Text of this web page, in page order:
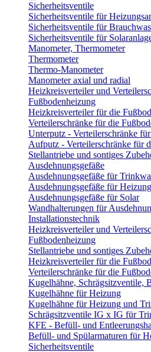
Sicherheitsventile
Sicherheitsventile für
Sicherheitsventile für
Sicherheitsventile für
Manometer, Thermometer
Thermometer
Thermo-Manometer
Manometer axial und radial
Heizkreisverteiler und
Fußbodenheizung
Heizkreisverteiler für die
Verteilerschränke für die
Unterputz - Verteilerschränke
Aufputz - Verteilerschränke für
Stellantriebe und sontiges
Ausdehnungsgefäße
Ausdehnungsgefäße für
Ausdehnungsgefäße für Heizung
Ausdehnungsgefäße für Solar
Wandhalterungen für
Installationstechnik
Heizkreisverteiler und
Fußbodenheizung
Stellantriebe und sontiges
Heizkreisverteiler für die
Verteilerschränke für die
Kugelhähne, Schrägsitzventile,
Kugelhähne für Heizung
Kugelhähne für Heizung und
Schrägsitzventile IG x IG für
KFE - Befüll- und
Befüll- und Spülarmaturen für
Sicherheitsventile